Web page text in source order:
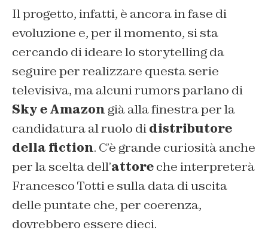
Il progetto, infatti, è ancora in fase di
evoluzione e, per il momento, si sta
cercando di ideare lo storytelling da
seguire per realizzare questa serie
televisiva, ma alcuni rumors parlano di
Sky e Amazon già alla finestra per la
candidatura al ruolo didistributore
della fiction. C’è grande curiosità anche
per la scelta dell’attoreche interpreterà
Francesco Totti e sulla data di uscita
delle puntate che, per coerenza,
dovrebbero essere dieci.